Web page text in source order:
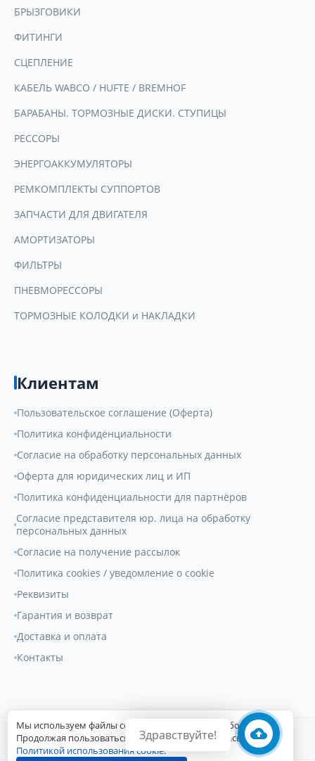
Здравствуйте!
БРЫЗГОВИКИ
ФИТИНГИ
СЦЕПЛЕНИЕ
КАБЕЛЬ WABCO / HUFTE / BREMHOF
БАРАБАНЫ. ТОРМОЗНЫЕ ДИСКИ. СТУПИЦЫ
РЕССОРЫ
ЭНЕРГОАККУМУЛЯТОРЫ
РЕМКОМПЛЕКТЫ СУППОРТОВ
ЗАПЧАСТИ ДЛЯ ДВИГАТЕЛЯ
АМОРТИЗАТОРЫ
ФИЛЬТРЫ
ПНЕВМОРЕССОРЫ
ТОРМОЗНЫЕ КОЛОДКИ и НАКЛАДКИ
Клиентам
Пользовательское соглашение (Оферта)
Политика конфиденциальности
Согласие на обработку персональных данных
Оферта для юридических лиц и ИП
Политика конфиденциальности для партнёров
Согласие представителя юр. лица на обработку
персональных данных
Согласие на получение рассылок
Политика cookies / уведомление о cookie
Реквизиты
Гарантия и возврат
Доставка и оплата
Контакты
© 2007-2026Геркулес Трак. Все права защищены.
Мы используем файлы cookie для улучшения работы сайта.
Продолжая пользоваться сайтом, вы соглашаетесь с
Политикой использования cookie.